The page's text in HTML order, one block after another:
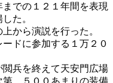
での１２１年間を表現
た。
から演説を行った。
ドに参加する１万２０
兵を終えて天安門広場